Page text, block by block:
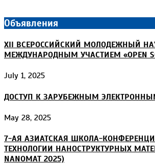
Объявления
XII ВСЕРОССИЙСКИЙ МОЛОДЕЖНЫЙ
МЕЖДУНАРОДНЫМ УЧАСТИЕМ «OPEN
July 1, 2025
ДОСТУП К ЗАРУБЕЖНЫМ
May 28, 2025
7-АЯ АЗИАТСКАЯ ШКОЛА-
ТЕХНОЛОГИИ НАНОСТРУКТУРНЫХ
NANOMAT 2025)